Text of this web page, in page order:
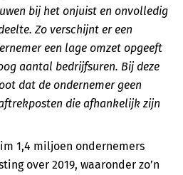
bij het onjuist en onvolledig
Zo verschijnt er een
een lage omzet opgeeft
aantal bedrijfsuren. Bij deze
dat de ondernemer geen
die afhankelijk zijn
1,4 miljoen ondernemers
over 2019, waaronder zo’n